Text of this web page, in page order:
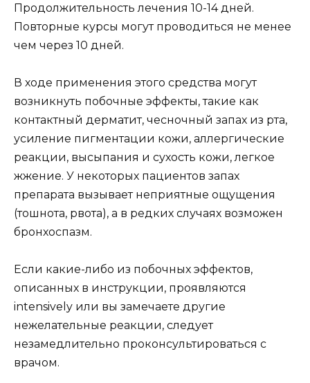
Продолжительность лечения 10-14 дней.
Повторные курсы могут проводиться не менее
чем через 10 дней.
В ходе применения этого средства могут
возникнуть побочные эффекты, такие как
контактный дерматит, чесночный запах из рта,
усиление пигментации кожи, аллергические
реакции, высыпания и сухость кожи, легкое
жжение. У некоторых пациентов запах
препарата вызывает неприятные ощущения
(тошнота, рвота), а в редких случаях возможен
бронхоспазм.
Если какие-либо из побочных эффектов,
описанных в инструкции, проявляются
intensively или вы замечаете другие
нежелательные реакции, следует
незамедлительно проконсультироваться с
врачом.